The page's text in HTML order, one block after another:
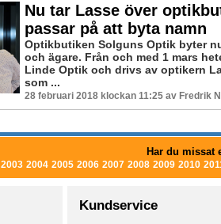
Nu tar Lasse över
passar på att byta namn
Optikbutiken Solguns Optik byter
och ägare. Från och med 1 mars
Linde Optik och drivs av optikern
som ...
28 februari 2018 klockan 11:25 av Fredrik
Har du missat
2003 2004 2005 2006 2007 2008 2009 2010
Kundservice